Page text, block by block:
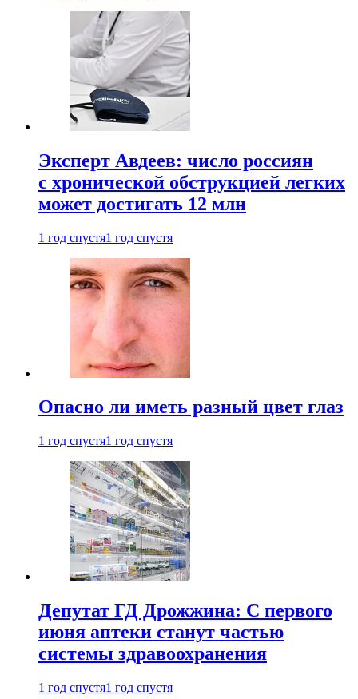
Эксперт Авдеев: число россиян
с хронической обструкцией легких
может достигать 12 млн
1 год спустя1 год спустя
Опасно ли иметь разный цвет глаз
1 год спустя1 год спустя
Депутат ГД Дрожжина: С первого
июня аптеки станут частью
системы здравоохранения
1 год спустя1 год спустя